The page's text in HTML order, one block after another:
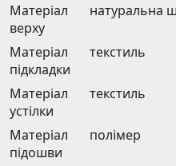
Матеріал
верху
натуральна
Матеріал
підкладки
текстиль
Матеріал
устілки
текстиль
Матеріал
підошви
полімер